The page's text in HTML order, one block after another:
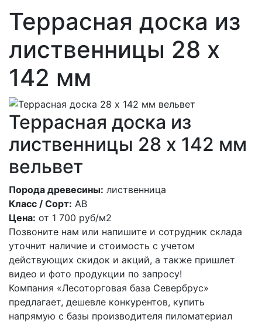
Террасная доска из
лиственницы 28 х
142 мм
Террасная доска из
лиственницы 28 х 142 мм
вельвет
Порода древесины: лиственница
Класс / Сорт: АВ
Цена: от 1 700 руб/м2
Позвоните нам или напишите и сотрудник склада
уточнит наличие и стоимость с учетом
действующих скидок и акций, а также пришлет
видео и фото продукции по запросу!
Компания «Лесоторговая база Севербрус»
предлагает, дешевле конкурентов, купить
напрямую с базы производителя пиломатериал